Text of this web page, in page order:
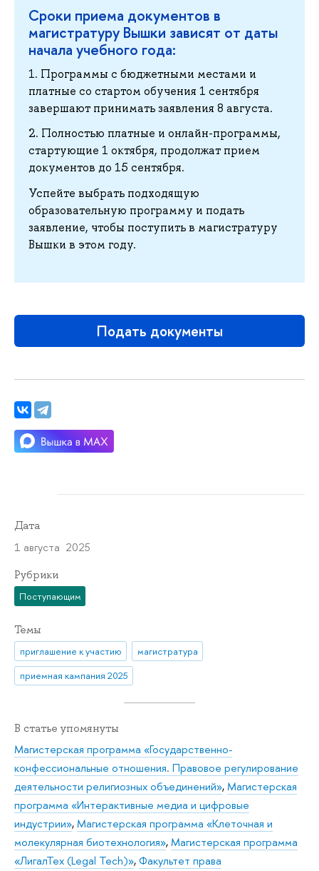
Сроки приема документов в
магистратуру Вышки зависят от даты
начала учебного года:
1. Программы с бюджетными местами и
платные со стартом обучения 1 сентября
завершают принимать заявления 8 августа.
2. Полностью платные и онлайн-программы,
стартующие 1 октября, продолжат прием
документов до 15 сентября.
Успейте выбрать подходящую
образовательную программу и подать
заявление, чтобы поступить в магистратуру
Вышки в этом году.
Подать документы
Дата
1 августа 2025
Рубрики
Поступающим
Темы
приглашение к участию
магистратура
приемная кампания 2025
В статье упомянуты
Магистерская программа «Государственно-
конфессиональные отношения. Правовое регулирование
деятельности религиозных объединений»,Магистерская
программа «Интерактивные медиа и цифровые
индустрии»,Магистерская программа «Клеточная и
молекулярная биотехнология»,Магистерская программа
«ЛигалТех (Legal Tech)»,Факультет права